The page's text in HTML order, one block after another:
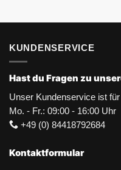
KUNDENSERVICE
Hast du Fragen zu
Unser Kundenservice ist
Mo. - Fr.: 09:00 - 16:00 Uhr
+49 (0) 84418792684
Kontaktformular